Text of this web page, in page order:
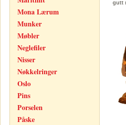
Mona Lærum
Munker
Møbler
Neglefiler
Nisser
Nøkkelringer
Oslo
Pins
Porselen
Påske
gutt